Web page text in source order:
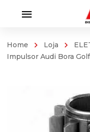
Home Loja
Impulsor Audi Bora